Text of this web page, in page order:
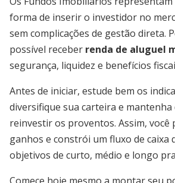
forma de inserir o investidor no
sem complicações de gestão direta.
possível receber renda de aluguel
segurança, liquidez e benefícios
Antes de iniciar, estude bem os
diversifique sua carteira e mantenha
reinvestir os proventos. Assim, você
ganhos e constrói um fluxo de caixa
objetivos de curto, médio e longo